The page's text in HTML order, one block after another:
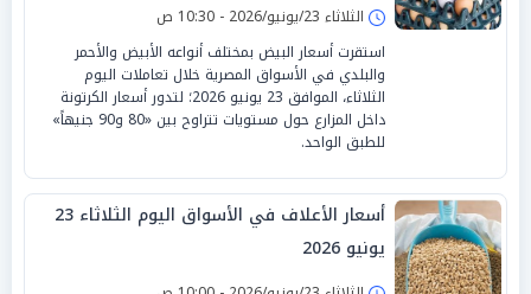
الثلاثاء 23/يونيو/2026 - 10:30 ص
استقرت أسعار البيض بمختلف أنواعه الأبيض والأحمر
والبلدي في الأسواق المصرية خلال تعاملات اليوم
الثلاثاء، الموافق 23 يونيو 2026؛ لتدور أسعار الكرتونة
داخل المزارع حول مستويات تتراوح بين «80 و90 جنيهاً»
للطبق الواحد.
أسعار الأعلاف في الأسواق اليوم الثلاثاء 23
يونيو 2026